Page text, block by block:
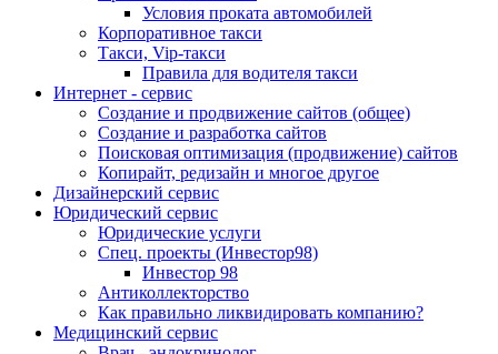
Условия проката автомобилей
Корпоративное такси
Такси, Vip-такси
Правила для водителя такси
Интернет - сервис
Создание и продвижение сайтов (общее)
Создание и разработка сайтов
Поисковая оптимизация (продвижение) сайтов
Копирайт, редизайн и многое другое
Дизайнерский сервис
Юридический сервис
Юридические услуги
Спец. проекты (Инвестор98)
Инвестор 98
Антиколлекторство
Как правильно ликвидировать компанию?
Медицинский сервис